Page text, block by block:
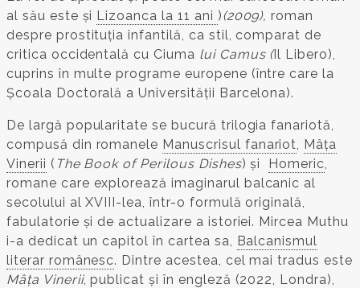
al său este și Lizoanca la 11 ani ) (2009), roman
despre prostituția infantilă, ca stil, comparat de
critica occidentală cu Ciuma lui Camus (Il Libero),
cuprins în multe programe europene (între care la
Școala Doctorală a Universității Barcelona).
De largă popularitate se bucură trilogia fanariotă,
compusă din romanele Manuscrisul fanariot, Mâța
Vinerii ( The Book of Perilous Dishes) și Homeric,
romane care explorează imaginarul balcanic al
secolului al XVIII-lea, într-o formulă originală,
fabulatorie și de actualizare a istoriei. Mircea Muthu
i-a dedicat un capitol în cartea sa, Balcanismul
literar românesc. Dintre acestea, cel mai tradus este
Mâța Vinerii, publicat și în engleză (2022, Londra),